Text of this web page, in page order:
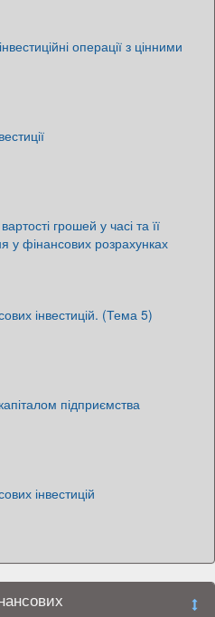
операції з цінними
грошей у часі та її
у фінансових розрахунках
інвестицій. (Тема 5)
підприємства
інвестицій